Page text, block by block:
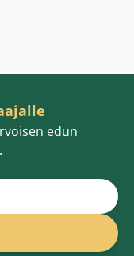
edun